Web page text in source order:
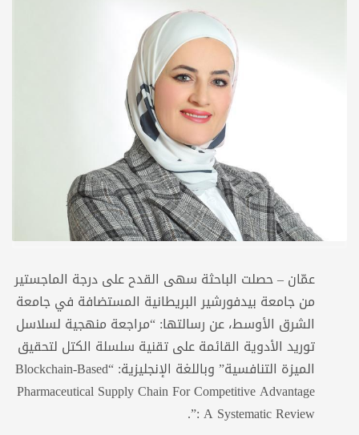
عمّان – حصلت الباحثة سهى القدح على درجة الماجستير
من جامعة بيدفورشير البريطانية المستضافة في جامعة
الشرق الأوسط، عن رسالتها: “مراجعة منهجية لسلاسل
توريد الأدوية القائمة على تقنية سلسلة الكتل لتحقيق
الميزة التنافسية” وباللغة الإنجليزية: “Blockchain-Based
Pharmaceutical Supply Chain For Competitive Advantage
: A Systematic Review”.